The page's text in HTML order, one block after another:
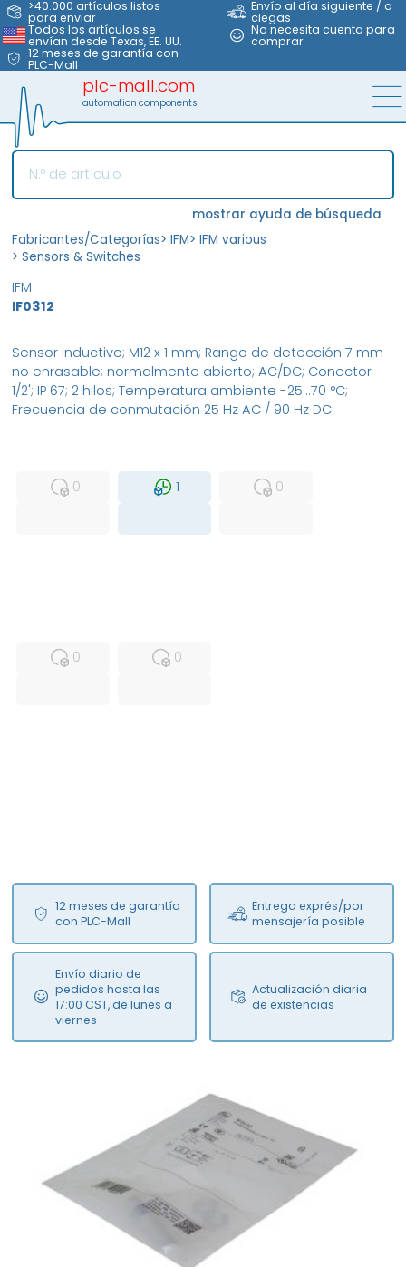
>40.000 artículos listos
para enviar
Envío al día siguiente / a
ciegas
Todos los artículos se
envían desde Texas, EE. UU.
No necesita cuenta para
comprar
12 meses de garantía con
PLC-Mall
plc-mall.com
automation components
mostrar ayuda de búsqueda
Fabricantes/Categorías> IFM> IFM various
> Sensors & Switches
IFM
IF0312
0
1
0
0
0
12 meses de garantía
con PLC-Mall
Entrega exprés/por
mensajería posible
Envío diario de
pedidos hasta las
17:00 CST, de lunes a
viernes
Actualización diaria
de existencias
Sensor inductivo; M12 x 1 mm; Rango de detección 7 mm
no enrasable; normalmente abierto; AC/DC; Conector
1/2'; IP 67; 2 hilos; Temperatura ambiente -25...70 °C;
Frecuencia de conmutación 25 Hz AC / 90 Hz DC